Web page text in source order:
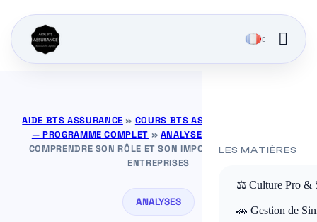
LES MATIÈRES
⚖️ Culture Pro &
🚗 Gestion de
AIDE BTS ASSURANCE » COURS BTS ASSURANCE GRATUITS
— PROGRAMME COMPLET » ANALYSES
COMPRENDRE SON RÔLE ET SON IMPORTANCE POUR LES
ENTREPRISES
ANALYSES